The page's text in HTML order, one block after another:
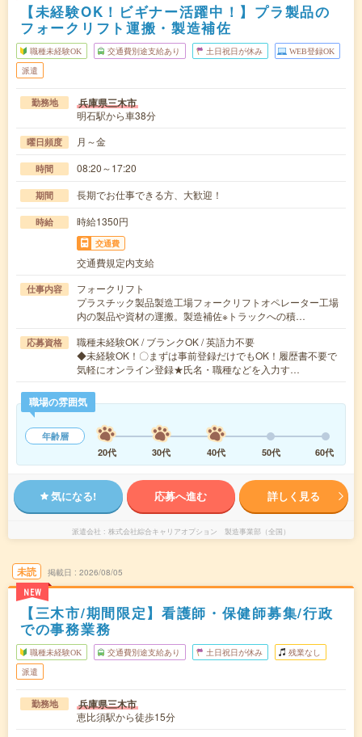
【未経験OK！ビギナー活躍中！】プラ製品の
フォークリフト運搬・製造補佐
職種未経験OK 交通費別途支給あり 土日祝日が休み WEB登録OK
派遣
勤務地 兵庫県三木市
明石駅から車38分
曜日頻度 月～金
時間 08:20～17:20
期間 長期でお仕事できる方、大歓迎！
時給 時給1350円
交通費
交通費規定内支給
仕事内容
フォークリフト
プラスチック製品製造工場フォークリフトオペレーター工場
内の製品や資材の運搬。製造補佐※トラックへの積…
応募資格
職種未経験OK / ブランクOK / 英語力不要
◆未経験OK！〇まずは事前登録だけでもOK！履歴書不要で
気軽にオンライン登録★氏名・職種などを入力す…
職場の雰囲気
年齢層
20代
30代 40代 50代 60代
気になる! 応募へ進む 詳しく見る
派遣会社 株式会社綜合キャリアオプション 製造事業部（全国）
未読
NEW
掲載日 2026/08/05
【三木市/期間限定】看護師・保健師募集/行政
での事務業務
職種未経験OK 交通費別途支給あり 土日祝日が休み 残業なし
派遣
勤務地 兵庫県三木市
恵比須駅から徒歩15分